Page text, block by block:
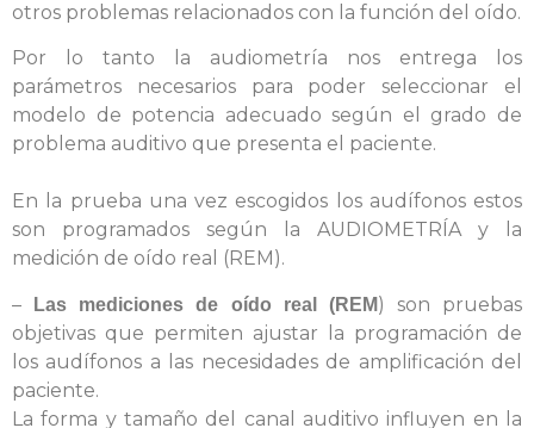
otros problemas relacionados con la función del oído.
Por lo tanto la audiometría nos entrega los
parámetros necesarios para poder seleccionar el
modelo de potencia adecuado según el grado de
problema auditivo que presenta el paciente.
En la prueba una vez escogidos los audífonos estos
son programados según la AUDIOMETRÍA y la
medición de oído real
(REM).
– Las mediciones de oído real (REM) son pruebas
objetivas que permiten ajustar la programación de
los audífonos a las necesidades de amplificación del
paciente.
La forma y tamaño del canal auditivo influyen en la